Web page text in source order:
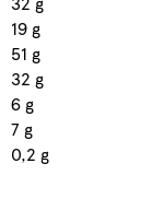
19 g
51 g
32 g
6 g
7 g
0,2 g